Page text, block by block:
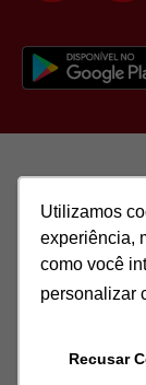
Utilizamos
experiência,
como você
personalizar
Recusar
Utilizamos
experiência,
como você
personalizar
Recusar
Todos os